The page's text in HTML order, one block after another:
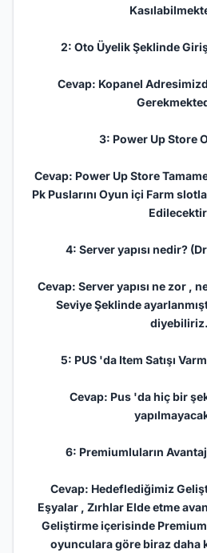
2: Oto Üyelik Şeklinde
Cevap: Kopanel
3: Power Up Store
Cevap: Power Up Store
PkPuslarını Oyun içi Farm
4: Server yapısı nedir?
Cevap: Server yapısı ne zor ,
Seviye Şeklinde
diyebiliriz.
5: PUS 'da Item Satışı
Cevap: Pus 'da hiç bir
6: Premiumluların
Cevap: Hedeflediğimiz
Eşyalar , Zırhlar Elde etme
Geliştirme içerisinde
oyunculara göre biraz daha